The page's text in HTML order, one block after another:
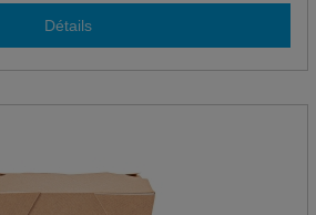
Détails